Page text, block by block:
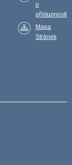
o
přístupnosti
Mapa
Stránek